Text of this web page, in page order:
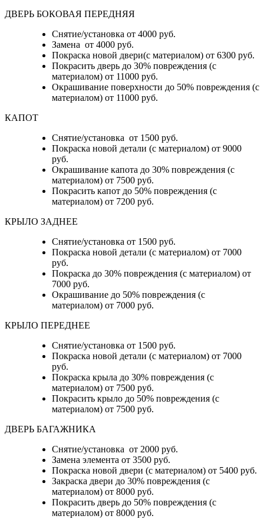
ДВЕРЬ БОКОВАЯ ПЕРЕДНЯЯ
Снятие/установка от 4000 руб.
Замена от 4000 руб.
Покраска новой двери(с материалом) от 6300 руб.
Покрасить дверь до 30% повреждения (с
материалом) от 11000 руб.
Окрашивание поверхности до 50% повреждения (с
материалом) от 11000 руб.
КАПОТ
Снятие/установка от 1500 руб.
Покраска новой детали (с материалом) от 9000
руб.
Окрашивание капота до 30% повреждения (с
материалом) от 7500 руб.
Покрасить капот до 50% повреждения (с
материалом) от 7200 руб.
КРЫЛО ЗАДНЕЕ
Снятие/установка от 1500 руб.
Покраска новой детали (с материалом) от 7000
руб.
Покраска до 30% повреждения (с материалом) от
7000 руб.
Окрашивание до 50% повреждения (с
материалом) от 7000 руб.
КРЫЛО ПЕРЕДНЕЕ
Снятие/установка от 1500 руб.
Покраска новой детали (с материалом) от 7000
руб.
Покраска крыла до 30% повреждения (с
материалом) от 7500 руб.
Покрасить крыло до 50% повреждения (с
материалом) от 7500 руб.
ДВЕРЬ БАГАЖНИКА
Снятие/установка от 2000 руб.
Замена элемента от 3500 руб.
Покраска новой двери (с материалом) от 5400 руб.
Закраска двери до 30% повреждения (с
материалом) от 8000 руб.
Покрасить дверь до 50% повреждения (с
материалом) от 8000 руб.